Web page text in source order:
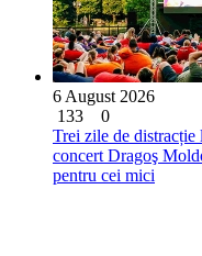
6 August 2026
133
0
Trei zile de
concert Dragoş
pentru cei mici